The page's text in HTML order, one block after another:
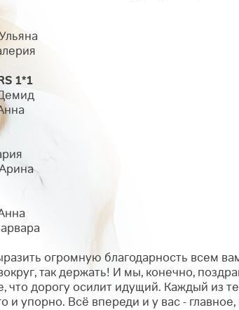
1*1
огромную благодарность всем
так держать! И мы, конечно,
что дорогу осилит идущий. Каждый из
и упорно. Всё впереди и у вас -